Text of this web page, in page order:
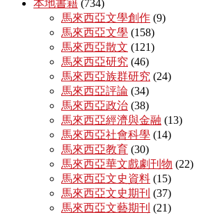
本地書籍 (734)
馬來西亞文學創作 (9)
馬來西亞文學 (158)
馬來西亞散文 (121)
馬來西亞研究 (46)
馬來西亞族群研究 (24)
馬來西亞評論 (34)
馬來西亞政治 (38)
馬來西亞經濟與金融 (13)
馬來西亞社會科學 (14)
馬來西亞教育 (30)
馬來西亞華文戲劇刊物 (22)
馬來西亞文史資料 (15)
馬來西亞文史期刊 (37)
馬來西亞文藝期刊 (21)